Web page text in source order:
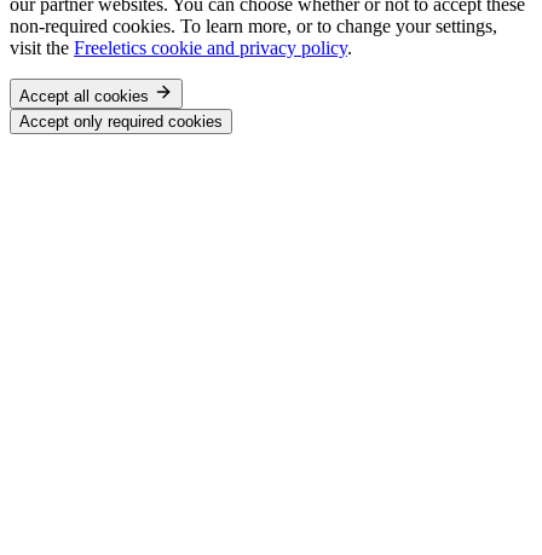
non-required cookies. To learn more, or to change your settings,
visit the Freeletics cookie and privacy policy.
Accept all cookies
Accept only required cookies